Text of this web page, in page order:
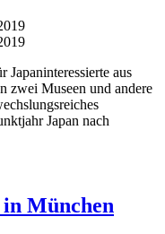
Japaninteressierte aus
zwei Museen und andere
Japan nach
in München